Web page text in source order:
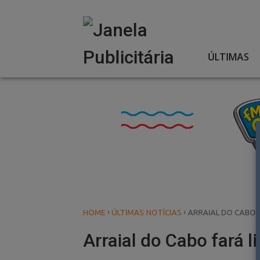
ÚLTIMAS
HOME › ÚLTIMAS NOTÍCIAS › ARRAIAL DO CABO
Arraial do Cabo fará